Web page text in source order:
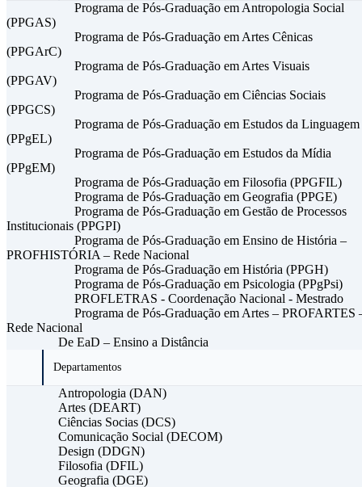
Programa de Pós-Graduação em Antropologia Social
(PPGAS)
Programa de Pós-Graduação em Artes Cênicas
(PPGArC)
Programa de Pós-Graduação em Artes Visuais
(PPGAV)
Programa de Pós-Graduação em Ciências Sociais
(PPGCS)
Programa de Pós-Graduação em Estudos da Linguagem
(PPgEL)
Programa de Pós-Graduação em Estudos da Mídia
(PPgEM)
Programa de Pós-Graduação em Filosofia (PPGFIL)
Programa de Pós-Graduação em Geografia (PPGE)
Programa de Pós-Graduação em Gestão de Processos
Institucionais (PPGPI)
Programa de Pós-Graduação em Ensino de História –
PROFHISTÓRIA – Rede Nacional
Programa de Pós-Graduação em História (PPGH)
Programa de Pós-Graduação em Psicologia (PPgPsi)
PROFLETRAS - Coordenação Nacional - Mestrado
Programa de Pós-Graduação em Artes – PROFARTES
Rede Nacional
De EaD – Ensino a Distância
Departamentos
Antropologia (DAN)
Artes (DEART)
Ciências Socias (DCS)
Comunicação Social (DECOM)
Design (DDGN)
Filosofia (DFIL)
Geografia (DGE)